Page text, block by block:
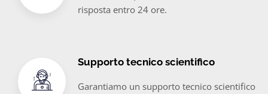
risposta entro 24 ore.
Supporto tecnico scientifico
Garantiamo un supporto tecnico scientifico